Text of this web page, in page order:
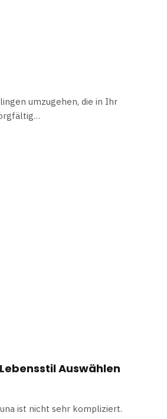
umzugehen, die in Ihr
Auswählen
ist nicht sehr kompliziert.